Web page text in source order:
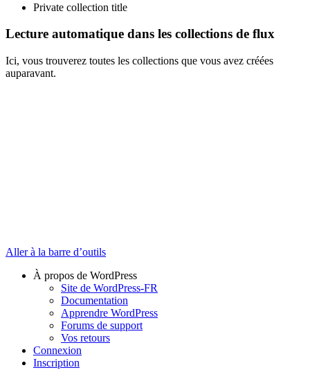
Private collection title
Lecture automatique dans les collections de flux
Ici, vous trouverez toutes les collections que vous avez créées
auparavant.
Aller à la barre d’outils
À propos de WordPress
Site de WordPress-FR
Documentation
Apprendre WordPress
Forums de support
Vos retours
Connexion
Inscription